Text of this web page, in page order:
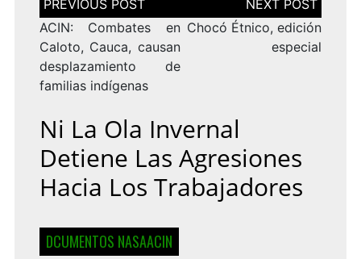
de
entradas
ACIN: Combates en
Caloto, Cauca, causan
desplazamiento de
familias indígenas
Chocó Étnico, edición
especial
Ni La Ola Invernal
Detiene Las Agresiones
Hacia Los Trabajadores
DCUMENTOS NASAACIN